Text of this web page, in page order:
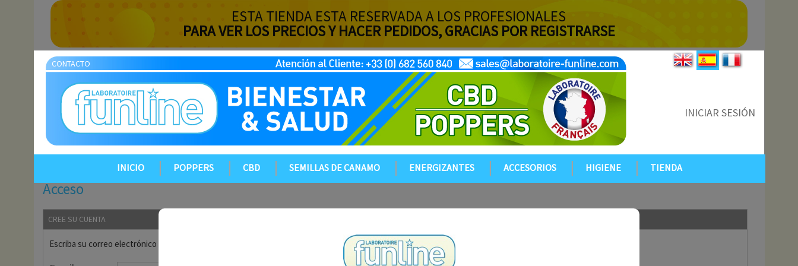
ESTA TIENDA ESTA RESERVADA A LOS PROFESIONALES
PARA VER LOS PRECIOS Y HACER PEDIDOS, GRACIAS POR REGISTRARSE
INICIAR SESIÓN
CONTACTO
INICIO POPPERS CBD SEMILLAS DE CANAMO ENERGIZANTES ACCESORIOS HIGIENE TIENDA
Acceso
CREE SU CUENTA
Escriba su correo electrónico para crear su cuenta.
Email